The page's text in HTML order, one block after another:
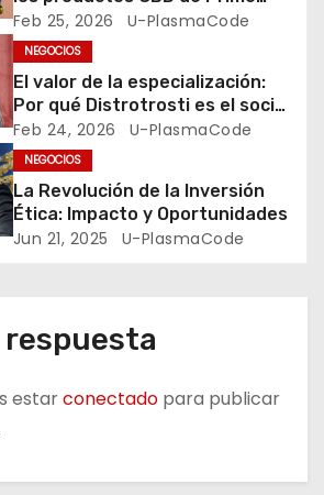
Store SM
Feb 25, 2026 U-PlasmaCode
NEGOCIOS
El valor de la especialización:
Por qué Distrotrosti es el socio
técnico que tu negocio necesita
Feb 24, 2026 U-PlasmaCode
NEGOCIOS
La Revolución de la Inversión
Ética: Impacto y Oportunidades
Jun 21, 2025 U-PlasmaCode
respuesta
estarconectado para publicar